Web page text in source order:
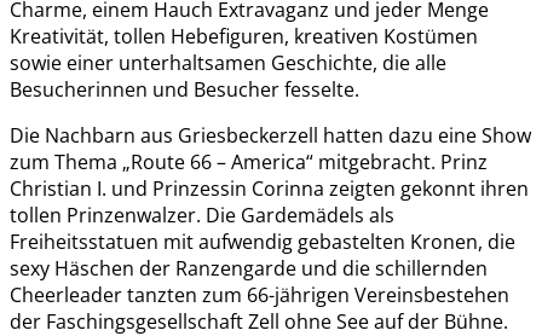
Charme, einem Hauch Extravaganz und jeder Menge
Kreativität, tollen Hebefiguren, kreativen Kostümen
sowie einer unterhaltsamen Geschichte, die alle
Besucherinnen und Besucher fesselte.
Die Nachbarn aus Griesbeckerzell hatten dazu eine Show
zum Thema „Route 66 – America“ mitgebracht. Prinz
Christian I. und Prinzessin Corinna zeigten gekonnt ihren
tollen Prinzenwalzer. Die Gardemädels als
Freiheitsstatuen mit aufwendig gebastelten Kronen, die
sexy Häschen der Ranzengarde und die schillernden
Cheerleader tanzten zum 66-jährigen Vereinsbestehen
der Faschingsgesellschaft Zell ohne See auf der Bühne.